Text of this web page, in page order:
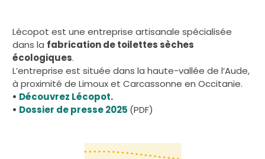
Lécopot est une entreprise artisanale spécialisée
dans la fabrication de toilettes sèches
écologiques.
L’entreprise est située dans la haute-vallée de l’Aude,
à proximité de Limoux et Carcassonne en Occitanie.
• Découvrez Lécopot.
• Dossier de presse 2025 (PDF)